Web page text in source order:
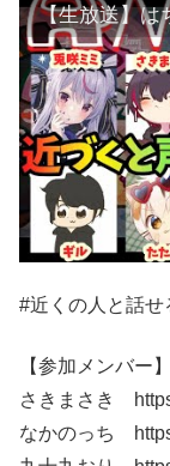
#近くの人と話せ
【参加メンバー
さきまさき
なかのっち